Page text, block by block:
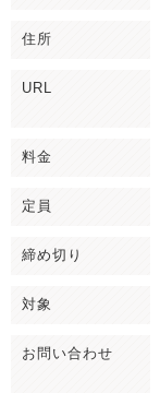
住所
URL
料金
定員
締め切り
対象
お問い合わせ